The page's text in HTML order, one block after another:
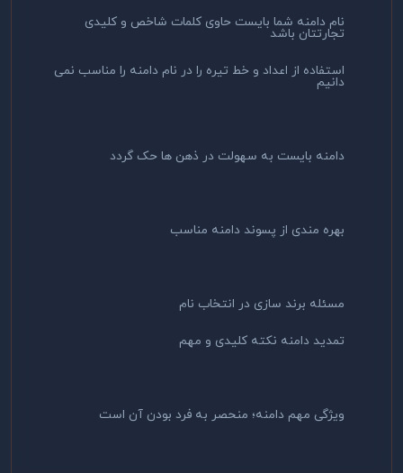
نام دامنه شما بایست حاوی کلمات شاخص و کلیدی
تجارتتان باشد
استفاده از اعداد و خط تیره را در نام دامنه را مناسب نمی
دانیم
دامنه بایست به سهولت در ذهن ها حک گردد
بهره مندی از پسوند دامنه مناسب
مسئله برند سازی در انتخاب نام
تمدید دامنه نکته کلیدی و مهم
ویژگی مهم دامنه؛ منحصر به فرد بودن آن است